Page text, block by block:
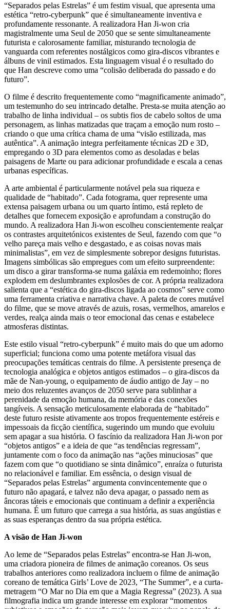
“Separados pelas Estrelas” é um festim visual, que apresenta uma
estética “retro-cyberpunk” que é simultaneamente inventiva e
profundamente ressonante. A realizadora Han Ji-won cria
magistralmente uma Seul de 2050 que se sente simultaneamente
futurista e calorosamente familiar, misturando tecnologia de
vanguarda com referentes nostálgicos como gira-discos vibrantes e
álbuns de vinil estimados. Esta linguagem visual é o resultado do
que Han descreve como uma “colisão deliberada do passado e do
futuro”.
O filme é descrito frequentemente como “magnificamente animado”,
um testemunho do seu intrincado detalhe. Presta-se muita atenção ao
trabalho de linha individual – os subtis fios de cabelo soltos de uma
personagem, as linhas matizadas que traçam a emoção num rosto –
criando o que uma crítica chama de uma “visão estilizada, mas
autêntica”. A animação integra perfeitamente técnicas 2D e 3D,
empregando o 3D para elementos como as desoladas e belas
paisagens de Marte ou para adicionar profundidade e escala a cenas
urbanas específicas.
A arte ambiental é particularmente notável pela sua riqueza e
qualidade de “habitado”. Cada fotograma, quer represente uma
extensa paisagem urbana ou um quarto íntimo, está repleto de
detalhes que fornecem exposição e aprofundam a construção do
mundo. A realizadora Han Ji-won escolheu conscientemente realçar
os contrastes arquitetónicos existentes de Seul, fazendo com que “o
velho pareça mais velho e desgastado, e as coisas novas mais
minimalistas”, em vez de simplesmente sobrepor designs futuristas.
Imagens simbólicas são empregues com um efeito surpreendente:
um disco a girar transforma-se numa galáxia em redemoinho; flores
explodem em deslumbrantes explosões de cor. A própria realizadora
salienta que a “estética do gira-discos ligada ao cosmos” serve como
uma ferramenta criativa e narrativa chave. A paleta de cores mutável
do filme, que se move através de azuis, rosas, vermelhos, amarelos e
verdes, realça ainda mais o teor emocional das cenas e estabelece
atmosferas distintas.
Este estilo visual “retro-cyberpunk” é muito mais do que um adorno
superficial; funciona como uma potente metáfora visual das
preocupações temáticas centrais do filme. A persistente presença de
tecnologia analógica e objetos antigos estimados – o gira-discos da
mãe de Nan-young, o equipamento de áudio antigo de Jay – no
meio dos reluzentes avanços de 2050 serve para sublinhar a
perenidade da emoção humana, da memória e das conexões
tangíveis. A sensação meticulosamente elaborada de “habitado”
deste futuro resiste ativamente aos tropos frequentemente estéreis e
impessoais da ficção científica, sugerindo um mundo que evoluiu
sem apagar a sua história. O fascínio da realizadora Han Ji-won por
“objetos antigos” e a ideia de que “as tendências regressam”,
juntamente com o foco da animação nas “ações minuciosas” que
fazem com que “o quotidiano se sinta dinâmico”, enraíza o futurista
no relacionável e familiar. Em essência, o design visual de
“Separados pelas Estrelas” argumenta convincentemente que o
futuro não apagará, e talvez não deva apagar, o passado nem as
âncoras táteis e emocionais que continuam a definir a experiência
humana. É um futuro que carrega a sua história, as suas angústias e
as suas esperanças dentro da sua própria estética.
A visão de Han Ji-won
Ao leme de “Separados pelas Estrelas” encontra-se Han Ji-won,
uma criadora pioneira de filmes de animação coreanos. Os seus
trabalhos anteriores como realizadora incluem o filme de animação
coreano de temática Girls’ Love de 2023, “The Summer”, e a curta-
metragem “O Mar no Dia em que a Magia Regressa” (2023). A sua
filmografia indica um grande interesse em explorar “momentos